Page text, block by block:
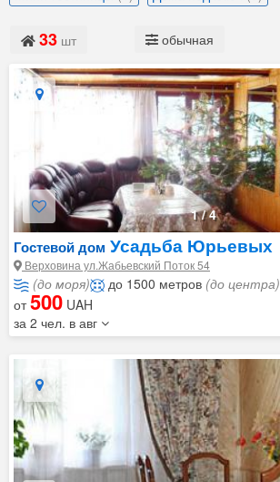
33 шт обычная
1/4
Гостевой дом Усадьба Юрьевых
Верховина ул.Жабьевский Поток 54
(до моря) до 1500 метров (до центра)
от500 UAH
за 2 чел. в авг